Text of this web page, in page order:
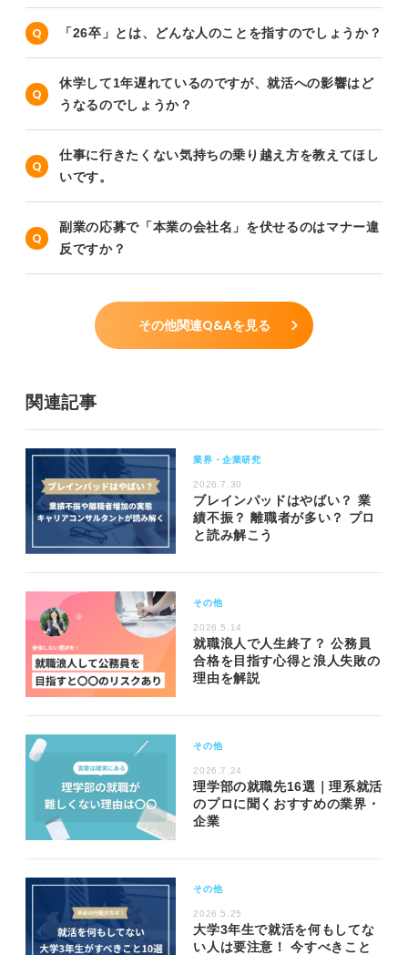
「26卒」とは、どんな人のことを指すのでしょうか？
休学して1年遅れているのですが、就活への影響はど
うなるのでしょうか？
仕事に行きたくない気持ちの乗り越え方を教えてほし
いです。
副業の応募で「本業の会社名」を伏せるのはマナー違
反ですか？
その他関連Q&Aを見る
関連記事
業界・企業研究
2026.7.30
ブレインパッドはやばい？ 業
績不振？ 離職者が多い？ プロ
と読み解こう
その他
2026.5.14
就職浪人で人生終了？ 公務員
合格を目指す心得と浪人失敗の
理由を解説
その他
2026.7.24
理学部の就職先16選｜理系就活
のプロに聞くおすすめの業界・
企業
その他
2026.5.25
大学3年生で就活を何もしてな
い人は要注意！ 今すべきこと